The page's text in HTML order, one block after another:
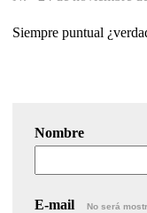
Siempre puntual
Nombre
E-mail No será